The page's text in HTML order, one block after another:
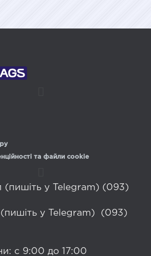
та файли cookie
(пишіть у Telegram) (093)
(пишіть у Telegram) (093)
с 9:00 до 17:00